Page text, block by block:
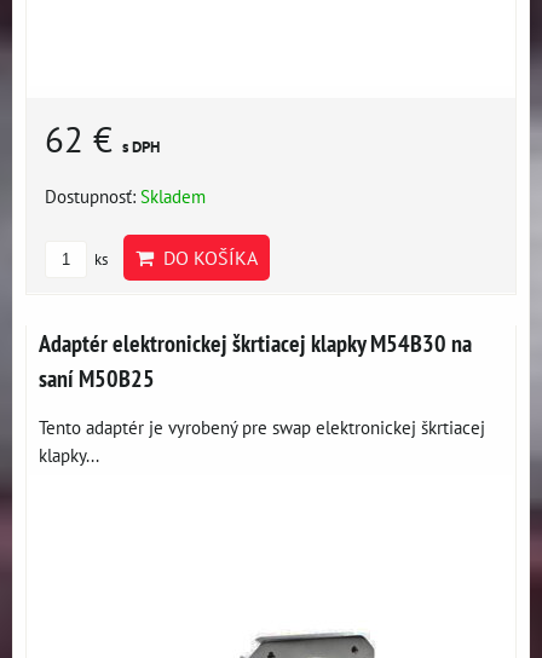
62 € s DPH
Dostupnosť: Skladem
ks DO KOŠÍKA
Adaptér elektronickej škrtiacej klapky M54B30 na
saní M50B25
Tento adaptér je vyrobený pre swap elektronickej škrtiacej
klapky...